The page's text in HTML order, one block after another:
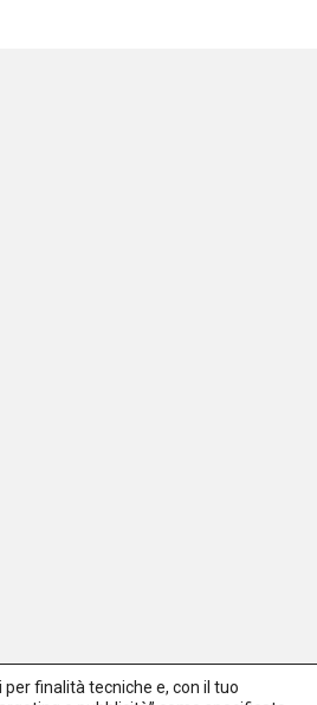
finalità tecniche e, con il tuo